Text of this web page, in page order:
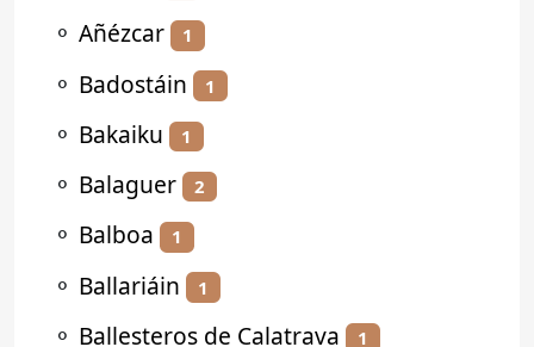
⚬ Añézcar 1
⚬ Badostáin 1
⚬ Bakaiku 1
⚬ Balaguer 2
⚬ Balboa 1
⚬ Ballariáin 1
⚬ Ballesteros de Calatrava 1